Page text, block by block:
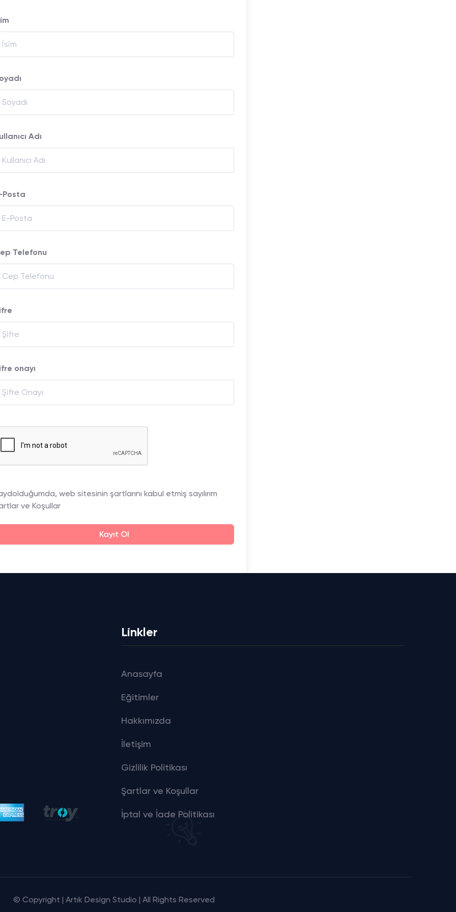
Adı
Posta
Telefonu
onayı
web sitesinin şartlarını kabul etmiş sayılırım
ve Koşullar
Kayıt Ol
Linkler
Anasayfa
Eğitimler
Hakkımızda
İletişim
Gizlilik Politikası
Şartlar ve Koşullar
İptal ve İade Politikası
© Copyright | Artık Design Studio | All Rights Reserved